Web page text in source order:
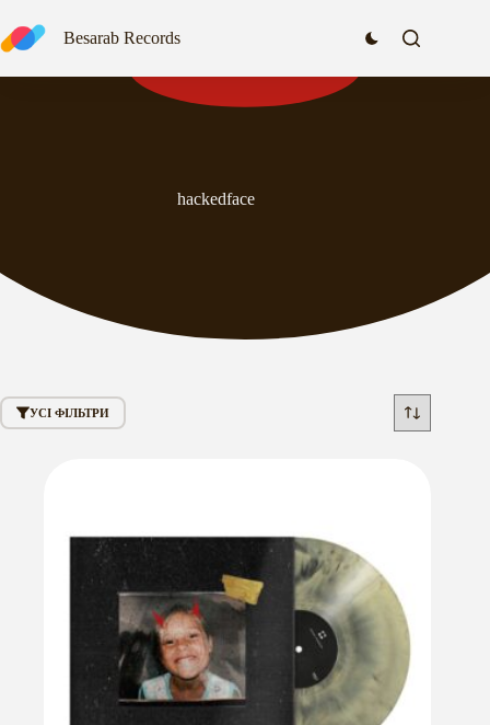
до
вмісту
Besarab Records
hackedface
УСІ ФІЛЬТРИ